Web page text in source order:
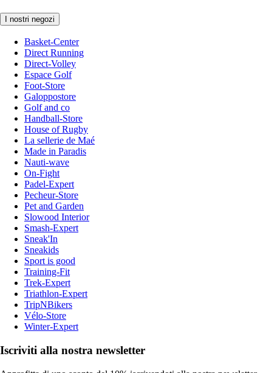
I nostri negozi
Basket-Center
Direct Running
Direct-Volley
Espace Golf
Foot-Store
Galoppostore
Golf and co
Handball-Store
House of Rugby
La sellerie de Maé
Made in Paradis
Nauti-wave
On-Fight
Padel-Expert
Pecheur-Store
Pet and Garden
Slowood Interior
Smash-Expert
Sneak'In
Sneakids
Sport is good
Training-Fit
Trek-Expert
Triathlon-Expert
TripNBikers
Vélo-Store
Winter-Expert
Iscriviti alla nostra newsletter